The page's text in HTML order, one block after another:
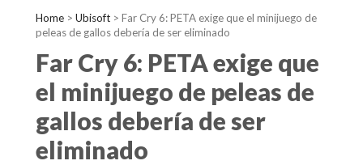
Home > Ubisoft > Far Cry 6: PETA exige que el minijuego de
peleas de gallos debería de ser eliminado
Far Cry 6: PETA exige que
el minijuego de peleas de
gallos debería de ser
eliminado